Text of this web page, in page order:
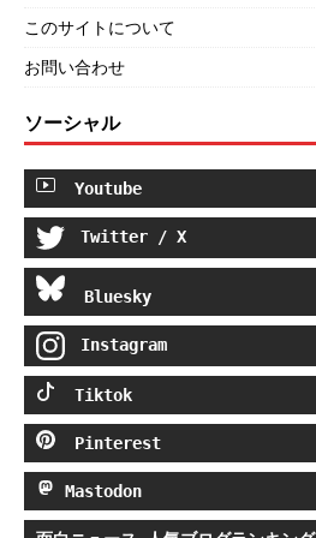
このサイトについて
お問い合わせ
ソーシャル
Youtube
Twitter / X
Bluesky
Instagram
Tiktok
Pinterest
Mastodon